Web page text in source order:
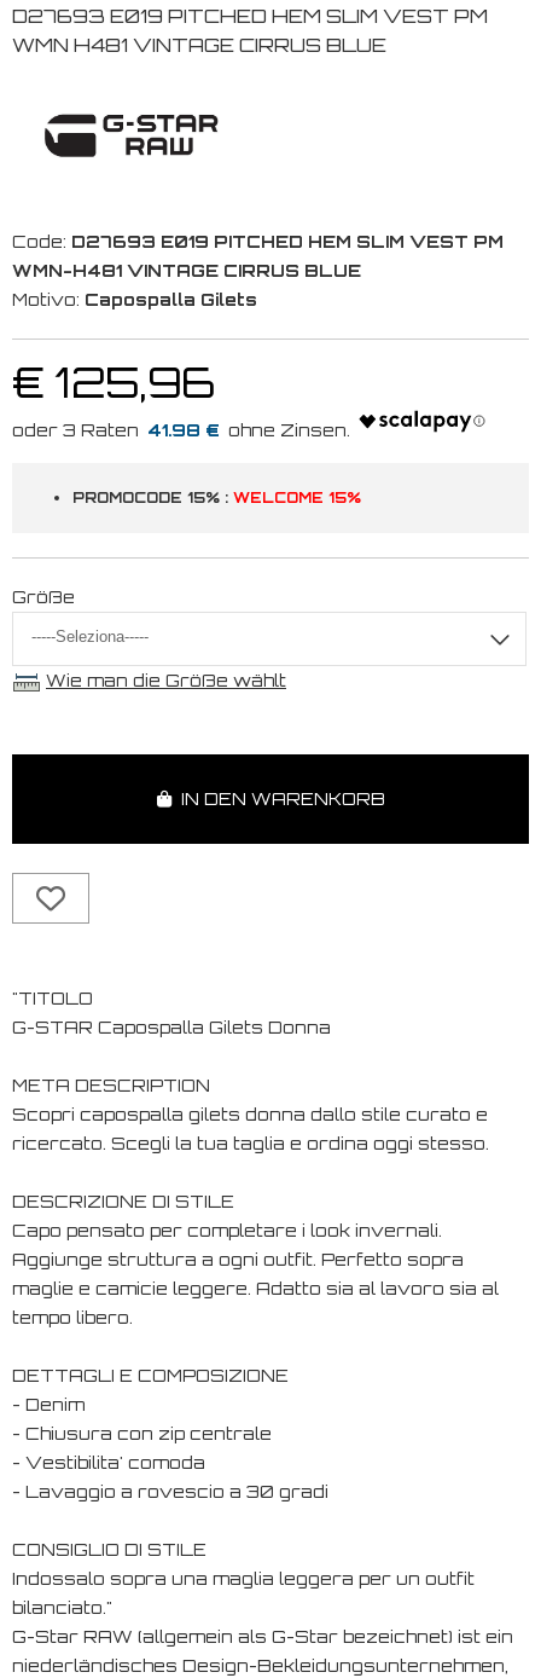
D27693 E019 PITCHED HEM SLIM VEST PM
WMN H481 VINTAGE CIRRUS BLUE
Code: D27693 E019 PITCHED HEM SLIM VEST PM
WMN-H481 VINTAGE CIRRUS BLUE
Motivo: Capospalla Gilets
€ 125,96
41.98 €
PROMOCODE 15% : WELCOME 15%
Größe
Wie man die Größe wählt
IN DEN WARENKORB
"TITOLO
G-STAR Capospalla Gilets Donna
META DESCRIPTION
Scopri capospalla gilets donna dallo stile curato e
ricercato. Scegli la tua taglia e ordina oggi stesso.
DESCRIZIONE DI STILE
Capo pensato per completare i look invernali.
Aggiunge struttura a ogni outfit. Perfetto sopra
maglie e camicie leggere. Adatto sia al lavoro sia al
tempo libero.
DETTAGLI E COMPOSIZIONE
- Denim
- Chiusura con zip centrale
- Vestibilita' comoda
- Lavaggio a rovescio a 30 gradi
CONSIGLIO DI STILE
Indossalo sopra una maglia leggera per un outfit
bilanciato."
G-Star RAW (allgemein als G-Star bezeichnet) ist ein
niederländisches Design-Bekleidungsunternehmen,